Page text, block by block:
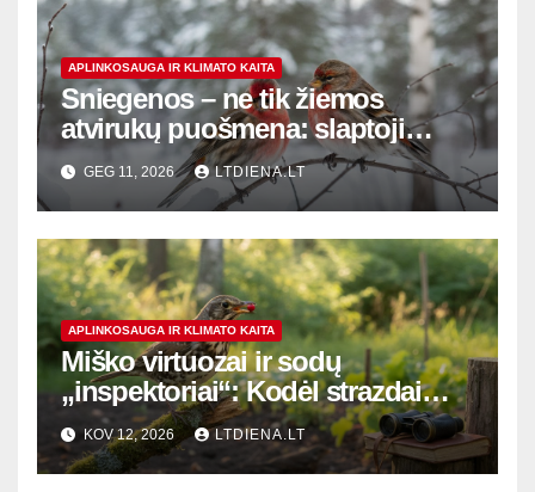
APLINKOSAUGA IR KLIMATO KAITA
Sniegenos – ne tik žiemos
atvirukų puošmena: slaptoji
raudonkrūčių gyvenimo pusė
GEG 11, 2026 LTDIENA.LT
APLINKOSAUGA IR KLIMATO KAITA
Miško virtuozai ir sodų
„inspektoriai“: Kodėl strazdai
nusipelno išskirtinio dėmesio?
KOV 12, 2026 LTDIENA.LT